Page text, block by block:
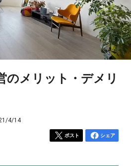
のメリット・デメリ
4/14
ポスト シェア